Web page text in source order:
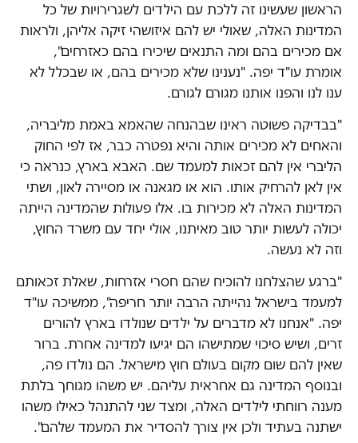
הראשון שעשינו זה ללכת עם הילדים לשגרירויות של כל
המדינות האלה, שאולי יש להם איזושהי זיקה אליהן, ולראות
אם מכירים בהם ומה התנאים שיכירו בהם כאזרחים",
אומרת עו"ד יפה. "נענינו שלא מכירים בהם, או שבכלל לא
ענו לנו והפנו אותנו מגורם לגורם.
"בבדיקה פשוטה ראינו שבהנחה שהאמא באמת מליבריה,
והאחים לא מכירים אותה והיא נפטרה כבר, אז לפי החוק
הליברי אין להם זכאות למעמד שם. האבא בארץ, כנראה כי
אין לאן להרחיק אותו. הוא או מגאנה או מסיירה לאון, ושתי
המדינות האלה לא מכירות בו. אלו פעולות שהמדינה הייתה
יכולה לעשות יותר טוב מאיתנו, אולי יחד עם משרד החוץ,
וזה לא נעשה.
"ברגע שהצלחנו להוכיח שהם חסרי אזרחות, שאלת זכאותם
למעמד בישראל נהייתה הרבה יותר חריפה", ממשיכה עו"ד
יפה. "אנחנו לא מדברים על ילדים שנולדו בארץ להורים
זרים, ושיש סיכוי שמתישהו הם יגיעו למדינה אחרת. ברור
שאין להם שום מקום בעולם חוץ מישראל. הם נולדו פה,
ובנוסף המדינה גם אחראית עליהם. יש משהו מגוחך בלתת
מענה רווחתי לילדים האלה, ומצד שני להתנהל כאילו משהו
ישתנה בעתיד ולכן אין צורך להסדיר את המעמד שלהם".